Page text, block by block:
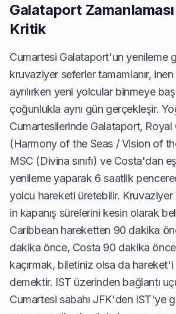
Galataport
Kritik
Cumartesi Galataport'un yenileme
kruvaziyer seferler tamamlanır,
ayrılırken yeni yolcular binmeye
çoğunlukla aynı gün gerçekleşir.
Cumartesilerinde Galataport, Royal
(Harmony of the Seas / Vision of the
MSC (Divina sınıfı) ve Costa'dan
yenileme yaparak 6 saatlik
yolcu hareketi üretebilir.
in kapanış sürelerini kesin olarak
Caribbean hareketten 90 dakika
dakika önce, Costa 90 dakika
kaçırmak, biletiniz olsa da hareket'i
demektir. IST üzerinden bağlantı
Cumartesi sabahı JFK'den IST'ye